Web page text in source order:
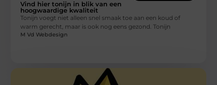
Vind hier tonijn in blik van een
hoogwaardige kwaliteit
Tonijn voegt niet alleen snel smaak toe aan een koud of
warm gerecht, maar is ook nog eens gezond. Tonijn
M Vd Webdesign